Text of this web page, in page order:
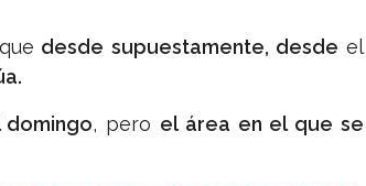
desde supuestamente, desdeel
domingo, pero el área en el que se